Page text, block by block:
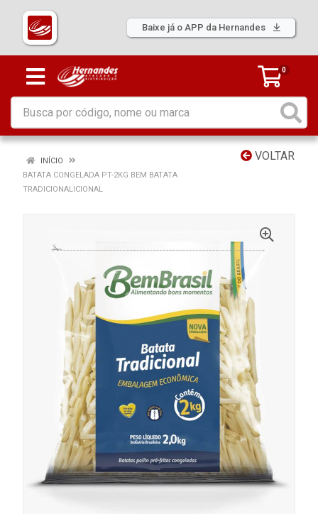
Baixe já o APP da Hernandes
0
VOLTAR
INÍCIO
BATATA CONGELADA PT-2KG BEM BATATA
TRADICIONALICIONAL